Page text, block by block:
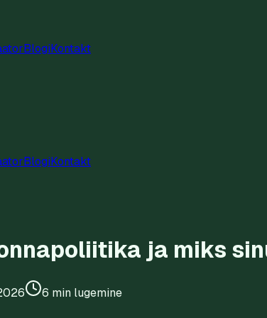
BlogiKontakt
BlogiKontakt
ja miks
6 min lugemine